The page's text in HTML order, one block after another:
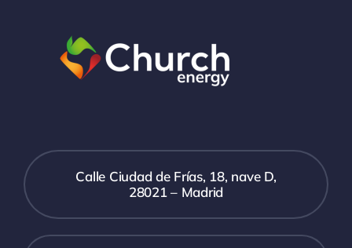
Calle Ciudad de Frías, 18, nave D,
28021 – Madrid